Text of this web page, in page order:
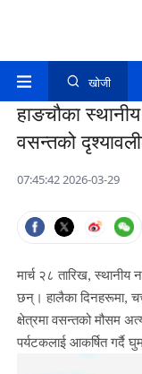
खोजी
हाङचौका
वसन्तको
07:45:42 2026-03-29
मार्च २८ तारिख,
छन्। हालैका दिनहरूमा,
क्षेत्रमा वसन्तको मौसम
पर्यटकलाई आकर्षित गर्दै